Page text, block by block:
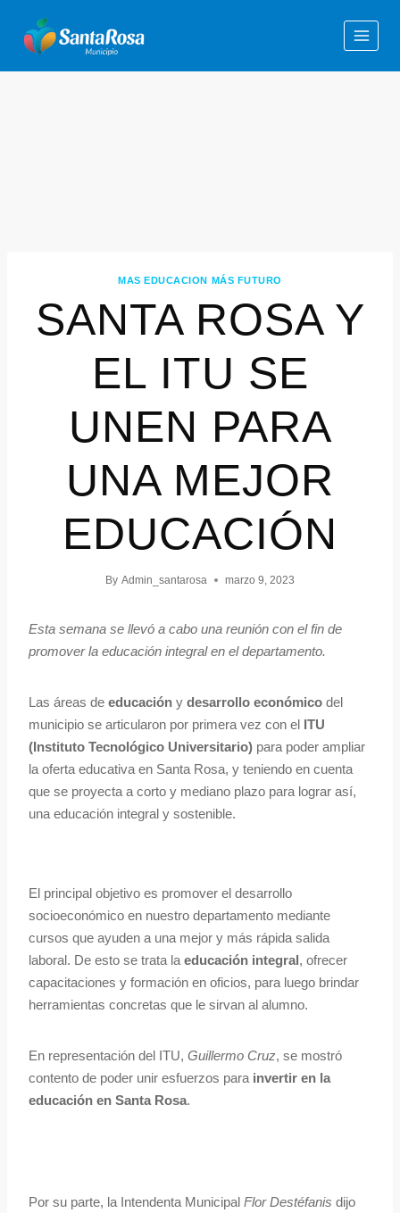
MAS EDUCACION MÁS FUTURO
SANTA ROSA Y
EL ITU SE
UNEN PARA
UNA MEJOR
EDUCACIÓN
By Admin_santarosa marzo 9, 2023
Esta semana se llevó a cabo una reunión con el fin de
promover la educación integral en el departamento.
Las áreas de educación y desarrollo económico del
municipio se articularon por primera vez con el ITU
(Instituto Tecnológico Universitario) para poder ampliar
la oferta educativa en Santa Rosa, y teniendo en cuenta
que se proyecta a corto y mediano plazo para lograr así,
una educación integral y sostenible.
El principal objetivo es promover el desarrollo
socioeconómico en nuestro departamento mediante
cursos que ayuden a una mejor y más rápida salida
laboral. De esto se trata laeducación integral, ofrecer
capacitaciones y formación en oficios, para luego brindar
herramientas concretas que le sirvan al alumno.
En representación del ITU, Guillermo Cruz, se mostró
contento de poder unir esfuerzos para invertir en la
educación en Santa Rosa.
Por su parte, la Intendenta Municipal Flor Destéfanis dijo